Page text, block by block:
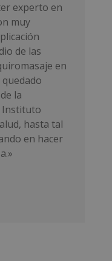
experto en
muy
de las
en
la
Instituto
hasta tal
en hacer